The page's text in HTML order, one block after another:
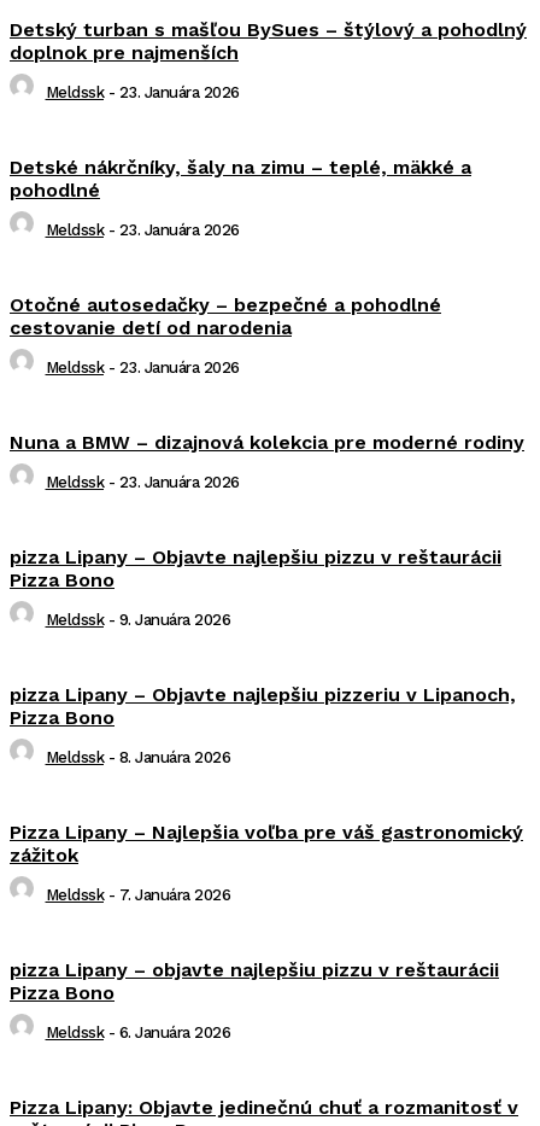
Detský turban s mašľou BySues – štýlový a pohodlný
doplnok pre najmenších
Meldssk - 23. Januára 2026
Detské nákrčníky, šaly na zimu – teplé, mäkké a
pohodlné
Meldssk - 23. Januára 2026
Otočné autosedačky – bezpečné a pohodlné
cestovanie detí od narodenia
Meldssk - 23. Januára 2026
Nuna a BMW – dizajnová kolekcia pre moderné rodiny
Meldssk - 23. Januára 2026
pizza Lipany – Objavte najlepšiu pizzu v reštaurácii
Pizza Bono
Meldssk - 9. Januára 2026
pizza Lipany – Objavte najlepšiu pizzeriu v Lipanoch,
Pizza Bono
Meldssk - 8. Januára 2026
Pizza Lipany – Najlepšia voľba pre váš gastronomický
zážitok
Meldssk - 7. Januára 2026
pizza Lipany – objavte najlepšiu pizzu v reštaurácii
Pizza Bono
Meldssk - 6. Januára 2026
Pizza Lipany: Objavte jedinečnú chuť a rozmanitosť v